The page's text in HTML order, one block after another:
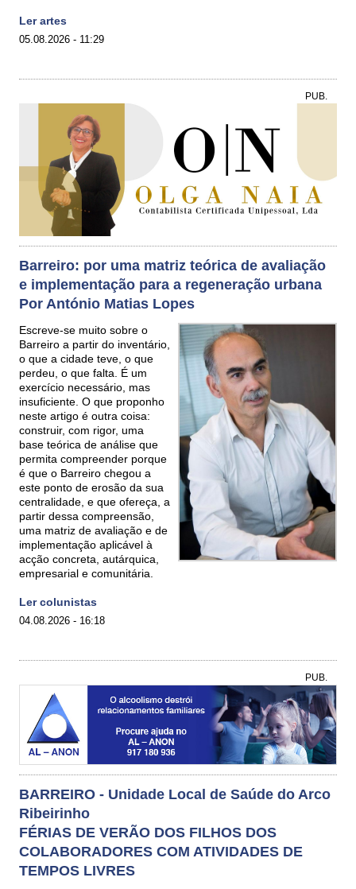
Ler artes
05.08.2026 - 11:29
PUB.
Barreiro: por uma matriz teórica de avaliação
e implementação para a regeneração urbana
Por António Matias Lopes
Escreve-se muito sobre o
Barreiro a partir do inventário,
o que a cidade teve, o que
perdeu, o que falta. É um
exercício necessário, mas
insuficiente. O que proponho
neste artigo é outra coisa:
construir, com rigor, uma
base teórica de análise que
permita compreender porque
é que o Barreiro chegou a
este ponto de erosão da sua
centralidade, e que ofereça, a
partir dessa compreensão,
uma matriz de avaliação e de
implementação aplicável à
acção concreta, autárquica,
empresarial e comunitária.
Ler colunistas
04.08.2026 - 16:18
PUB.
BARREIRO - Unidade Local de Saúde do Arco
Ribeirinho
FÉRIAS DE VERÃO DOS FILHOS DOS
COLABORADORES COM ATIVIDADES DE
TEMPOS LIVRES